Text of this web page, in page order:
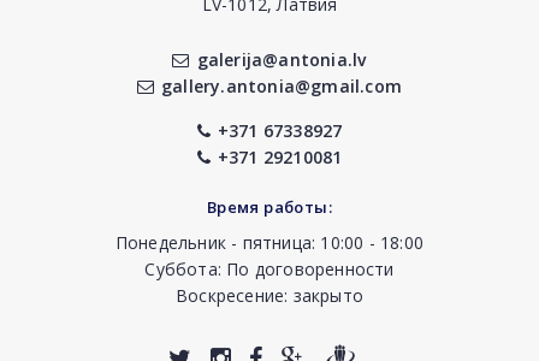
galerija@antonia.lv
gallery.antonia@gmail.com
+371 67338927
+371 29210081
Время работы:
Понедельник - пятница: 10:00 - 18:00
Суббота: По договоренности
Воскресение: закрыто